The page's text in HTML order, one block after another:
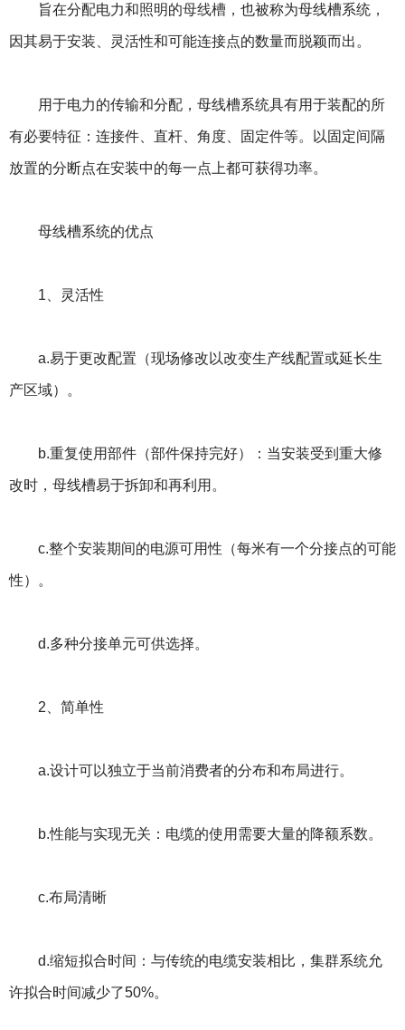
旨在分配电力和照明的母线槽 ，也被称为母线槽系统，
因其易于安装、灵活性和可能连接点的数量而脱颖而出。
用于电力的传输和分配，母线槽系统具有用于装配的所
有必要特征：连接件、直杆、角度、固定件等。以固定间隔
放置的分断点在安装中的每一点上都可获得功率。
母线槽系统的优点
1、灵活性
a.易于更改配置（现场修改以改变生产线配置或延长生
产区域）。
b.重复使用部件（部件保持完好）：当安装受到重大修
改时，母线槽易于拆卸和再利用。
c.整个安装期间的电源可用性（每米有一个分接点的可能
性）。
d.多种分接单元可供选择。
2、简单性
a.设计可以独立于当前消费者的分布和布局进行。
b.性能与实现无关：电缆的使用需要大量的降额系数。
c.布局清晰
d.缩短拟合时间：与传统的电缆安装相比，集群系统允
许拟合时间减少了50%。